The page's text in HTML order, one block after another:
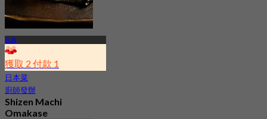
邦裹
獲取 2 付款 1
日本菜
廚師發辦
Shizen Machi
Omakase